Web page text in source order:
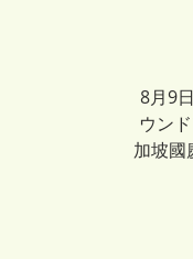
8月9
ウン
加坡國